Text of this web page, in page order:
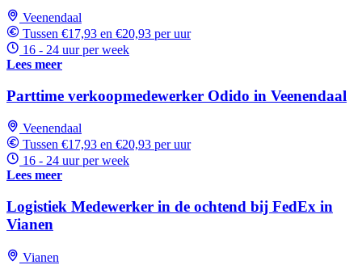
Veenendaal
Tussen €17,93 en €20,93 per uur
16 - 24 uur per week
Lees meer
Parttime verkoopmedewerker Odido in Veenendaal
Veenendaal
Tussen €17,93 en €20,93 per uur
16 - 24 uur per week
Lees meer
Logistiek Medewerker in de ochtend bij FedEx in
Vianen
Vianen